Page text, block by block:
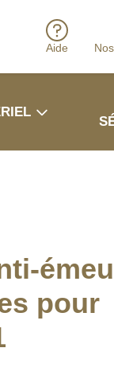
Aide
pour